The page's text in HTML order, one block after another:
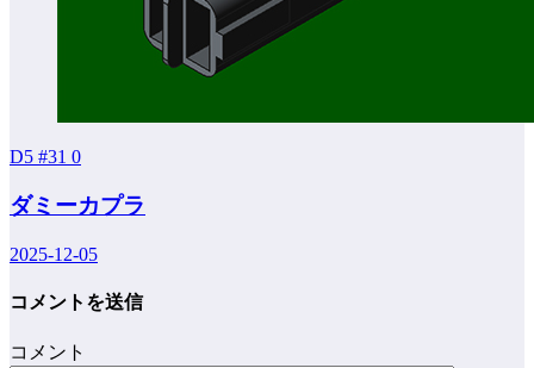
D5 #31 0
ダミーカプラ
2025-12-05
コメントを送信
コメント